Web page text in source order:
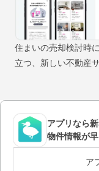
住まいの売却検討時
立つ、新しい不動産
アプリなら
物件情報が早
ア